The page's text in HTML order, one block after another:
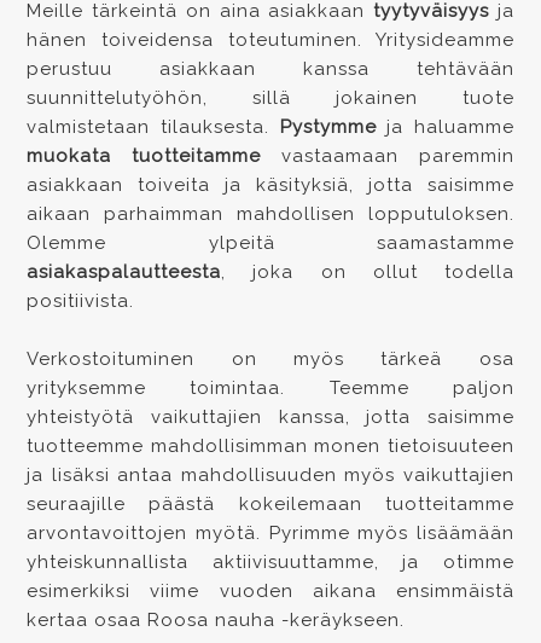
Meille tärkeintä on aina asiakkaan tyytyväisyysja
hänen toiveidensa toteutuminen. Yritysideamme
perustuu asiakkaan kanssa tehtävään
suunnittelutyöhön, sillä jokainen tuote
valmistetaan tilauksesta.
Pystymmeja haluamme
muokata tuotteitamme vastaamaan paremmin
asiakkaan toiveita ja käsityksiä, jotta saisimme
aikaan parhaimman mahdollisen lopputuloksen.
Olemme ylpeitä saamastamme
asiakaspalautteesta, joka on ollut todella
positiivista.
Verkostoituminen on myös tärkeä osa
yrityksemme toimintaa. Teemme paljon
yhteistyötä vaikuttajien kanssa, jotta saisimme
tuotteemme mahdollisimman monen tietoisuuteen
ja lisäksi antaa mahdollisuuden myös vaikuttajien
seuraajille päästä kokeilemaan tuotteitamme
arvontavoittojen myötä. Pyrimme myös lisäämään
yhteiskunnallista aktiivisuuttamme, ja otimme
esimerkiksi viime vuoden aikana ensimmäistä
kertaa osaa Roosa nauha -keräykseen.